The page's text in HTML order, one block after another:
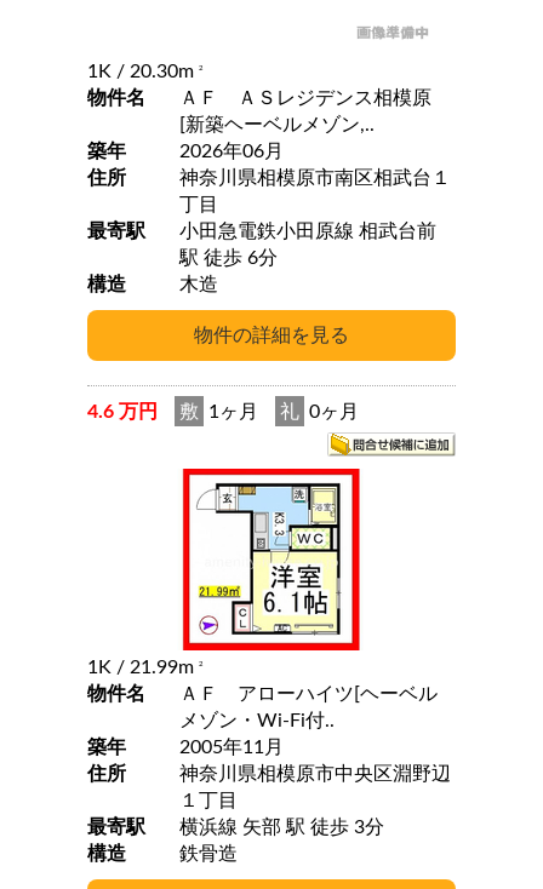
1K / 20.30m 2
物件名
ＡＦ ＡＳレジデンス相模原
[新築ヘーベルメゾン,..
築年
2026年06月
住所
神奈川県相模原市南区相武台１
丁目
最寄駅
小田急電鉄小田原線 相武台前
駅 徒歩 6分
構造
木造
4.6 万円 敷 1ヶ月 礼 0ヶ月
1K / 21.99m 2
物件名
ＡＦ アローハイツ[ヘーベル
メゾン・Wi-Fi付..
築年
2005年11月
住所
神奈川県相模原市中央区淵野辺
１丁目
最寄駅
横浜線 矢部 駅 徒歩 3分
構造
鉄骨造